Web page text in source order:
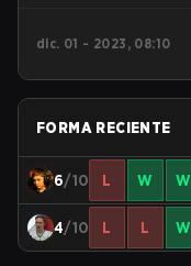
dic. 01 - 2023, 08:10
FORMA RECIENTE
6/10 L W W
4/10 L L W